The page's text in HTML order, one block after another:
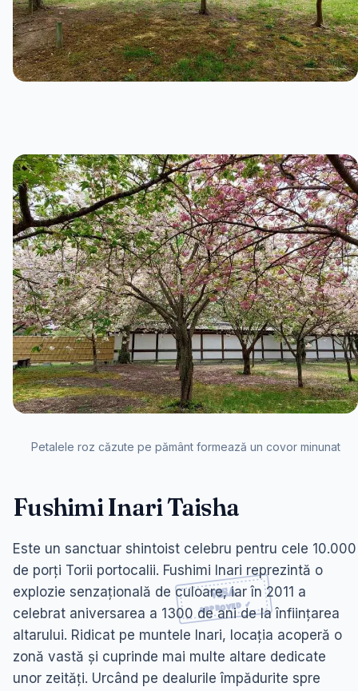
Petalele roz căzute pe pământ formează un covor minunat
Fushimi Inari Taisha
Este un sanctuar shintoist celebru pentru cele 10.000
de porți Torii portocalii. Fushimi Inari reprezintă o
explozie senzațională de culoare, iar în 2011 a
celebrat aniversarea a 1300 de ani de la înființarea
altarului. Ridicat pe muntele Inari, locația acoperă o
zonă vastă și cuprinde mai multe altare dedicate
unor zeități. Urcând pe dealurile împădurite spre